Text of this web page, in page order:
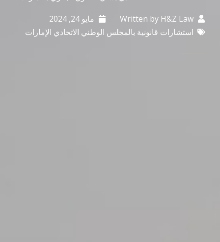
Written by H&Z Law
مايو 24, 2024
استشارات قانونية بالمجلس الوطني الاتحادي الإمارات